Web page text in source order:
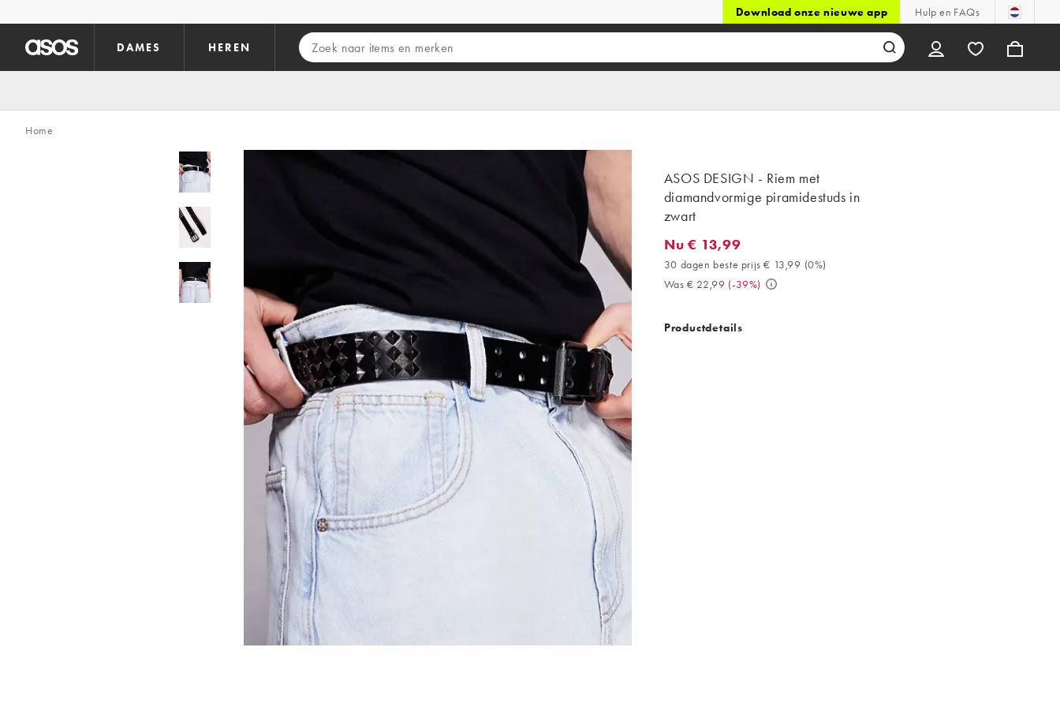
Download onze nieuwe app Hulp en FAQs
DAMES HEREN
Home
ASOS DESIGN - Riem met
diamandvormige piramidestuds in
zwart
Nu € 13,99. 30 dagen beste prijs € 13,99 (0%). Was € 22,99. (-39%)
Nu € 13,99
30 dagen beste prijs € 13,99 (0%)
Was € 22,99 (-39%)
Productdetails